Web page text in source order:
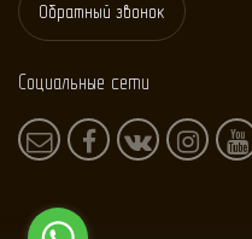
Обратный звонок
Социальные сети